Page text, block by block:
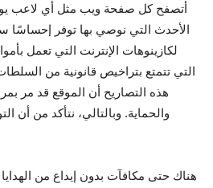
أتصفح كل صفحة ويب مثل أي لاعب
الأحدث التي نوصي بها توفر إحساسًا
لكازينوهات الإنترنت التي تعمل
التي تتمتع بتراخيص قانونية من
هذه التصاريح أن الموقع قد مر
والحماية. وبالتالي، نتأكد من أن
هناك حتى مكافآت بدون إيداع من الهدايا